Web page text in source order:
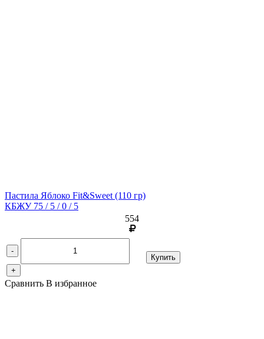
Пастила Яблоко Fit&Sweet (110 гр)
КБЖУ 75 / 5 / 0 / 5
554
-
+
Купить
Сравнить В избранное